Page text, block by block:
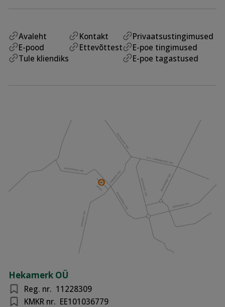
Avaleht
E-pood
Tule kliendiks
Kontakt
Ettevõttest
Privaatsustingimused
E-poe tingimused
E-poe tagastused
Hekamerk OÜ
Reg. nr. 11228309
KMKR nr. EE101036779